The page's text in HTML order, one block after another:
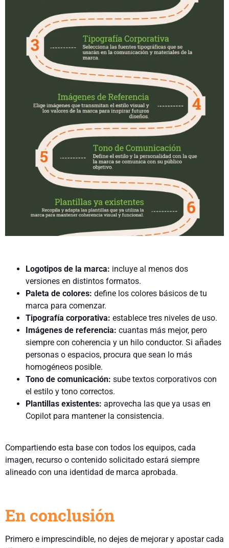
Logotipos de la marca: incluye al menos dos
versiones en distintos formatos.
Paleta de colores: define los colores básicos de tu
marca para comenzar.
Tipografía corporativa: establece tres niveles de uso.
Imágenes de referencia: cuantas más mejor, pero
siempre con coherencia y un hilo conductor. Si añades
personas o espacios, procura que sean lo más
homogéneos posible.
Tono de comunicación: sube textos corporativos con
el estilo y tono correctos.
Plantillas existentes: aprovecha las que ya usas en
Copilot para mantener la consistencia.
Compartiendo esta base con todos los equipos, cada
imagen, recurso o contenido solicitado estará siempre
alineado con una identidad de marca aprobada.
En conclusión
Primero e imprescindible, no dejes de mejorar y apostar cada